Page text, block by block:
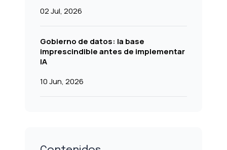
02 Jul, 2026
Gobierno de datos: la base
imprescindible antes de implementar
IA
10 Jun, 2026